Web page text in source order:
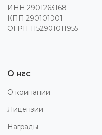
ИНН 2901263168
КПП 290101001
ОГРН 1152901011955
О нас
О компании
Лицензии
Награды